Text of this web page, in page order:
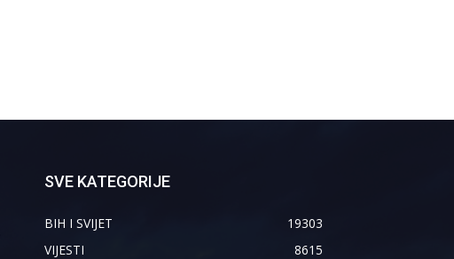
SVE KATEGORIJE
BIH I SVIJET
19303
VIJESTI
8615